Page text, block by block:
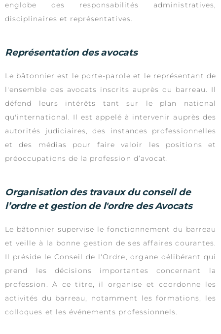
englobe des responsabilités administratives,
disciplinaires et représentatives.
Représentation des avocats
Le bâtonnier est le porte-parole et le représentant de
l'ensemble des avocats inscrits auprès du barreau. Il
défend leurs intérêts tant sur le plan national
qu'international. Il est appelé à intervenir auprès des
autorités judiciaires, des instances professionnelles
et des médias pour faire valoir les positions et
préoccupations de la profession d’avocat.
Organisation des travaux du conseil de
l’ordre et gestion de l'ordre des Avocats
Le bâtonnier supervise le fonctionnement du barreau
et veille à la bonne gestion de ses affaires courantes.
Il préside le Conseil de l'Ordre, organe délibérant qui
prend les décisions importantes concernant la
profession. À ce titre, il organise et coordonne les
activités du barreau, notamment les formations, les
colloques et les événements professionnels.